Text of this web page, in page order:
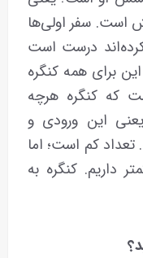
است. سفر اولی‌ها
کرده‌اند درست است
برای همه کنگره
که کنگره هرچه
این ورودی و
کم است؛ اما
داریم. کنگره به